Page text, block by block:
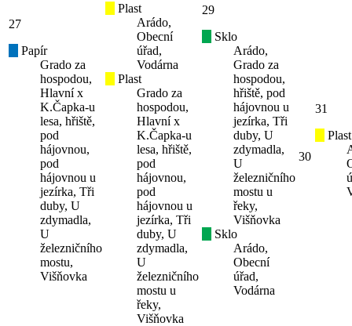
27
Papír
Grado za
hospodou,
Hlavní x
K.Čapka-u
lesa, hřiště,
pod
hájovnou,
pod
hájovnou u
jezírka, Tři
duby, U
zdymadla,
U
železničního
mostu,
Višňovka
Plast
Arádo,
Obecní
úřad,
Vodárna
Plast
Grado za
hospodou,
Hlavní x
K.Čapka-u
lesa, hřiště,
pod
hájovnou,
pod
hájovnou u
jezírka, Tři
duby, U
zdymadla,
U
železničního
mostu u
řeky,
Višňovka
29
Sklo
Arádo,
Grado za
hospodou,
hřiště, pod
hájovnou u
jezírka, Tři
duby, U
zdymadla,
U
železničního
mostu u
řeky,
Višňovka
Sklo
Arádo,
Obecní
úřad,
Vodárna
30
31
Plast